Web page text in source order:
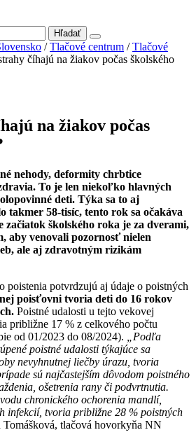
Hľadať
/ Tlačové centrum / Tlačové
číhajú na žiakov počas školského
na žiakov počas
nehody, deformity chrbtice
To je len niekoľko hlavných
deti. Týka sa to aj
takmer 58-tisíc, tento rok sa očakáva
začiatok školského roka je za dverami,
aby venovali pozornosť nielen
ale aj zdravotným rizikám
poistenia potvrdzujú aj údaje o poistných
poisťovni tvoria deti do 16 rokov
Poistné udalosti u tejto vekovej
približne 17 % z celkového počtu
od 01/2023 do 08/2024).
„Podľa
poistné udalosti týkajúce sa
nevyhnutnej liečby úrazu, tvoria
sú najčastejším dôvodom poistného
ošetrenia rany či podvrtnutia.
chronického ochorenia mandlí,
infekcií, tvoria približne 28 % poistných
tlačová hovorkyňa NN